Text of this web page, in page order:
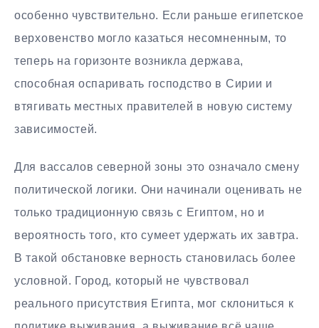
особенно чувствительно. Если раньше египетское
верховенство могло казаться несомненным, то
теперь на горизонте возникла держава,
способная оспаривать господство в Сирии и
втягивать местных правителей в новую систему
зависимостей.
Для вассалов северной зоны это означало смену
политической логики. Они начинали оценивать не
только традиционную связь с Египтом, но и
вероятность того, кто сумеет удержать их завтра.
В такой обстановке верность становилась более
условной. Город, который не чувствовал
реального присутствия Египта, мог склониться к